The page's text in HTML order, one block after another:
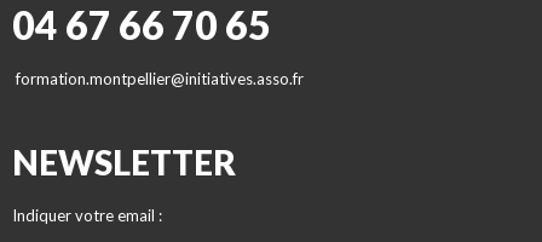
04 67 66 70 65
formation.montpellier@initiatives.asso.fr
NEWSLETTER
Indiquer votre email :